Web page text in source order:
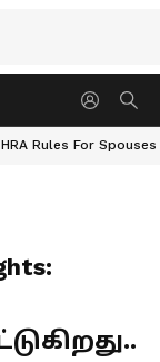
HRA Rules For Spouses